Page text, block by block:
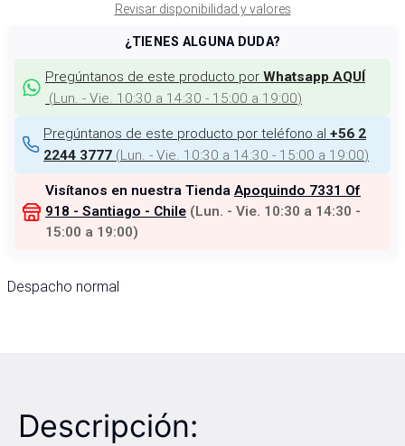
Revisar disponibilidad y valores
¿TIENES ALGUNA DUDA?
Pregúntanos de este producto por Whatsapp AQUÍ
(Lun. - Vie. 10:30 a 14:30 - 15:00 a 19:00)
Pregúntanos de este producto por teléfono al +56 2
2244 3777 (Lun. - Vie. 10:30 a 14:30 - 15:00 a 19:00)
Visítanos en nuestra Tienda Apoquindo 7331 Of
918 - Santiago - Chile (Lun. - Vie. 10:30 a 14:30 -
15:00 a 19:00)
Despacho normal
Descripción: